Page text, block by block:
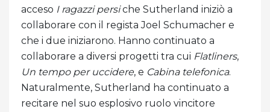
acceso I ragazzi persiche Sutherland iniziò a
collaborare con il regista Joel Schumacher e
che i due iniziarono. Hanno continuato a
collaborare a diversi progetti tra cui Flatliners,
Un tempo per uccidere, e Cabina telefonica.
Naturalmente, Sutherland ha continuato a
recitare nel suo esplosivo ruolo vincitore